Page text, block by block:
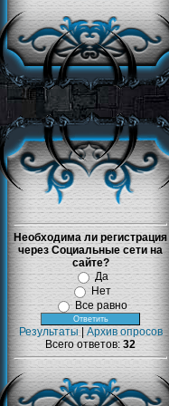
Необходима ли регистрация
через Социальные сети на
сайте?
Да
Нет
Все равно
Результаты
Архив опросов
Всего ответов: 32